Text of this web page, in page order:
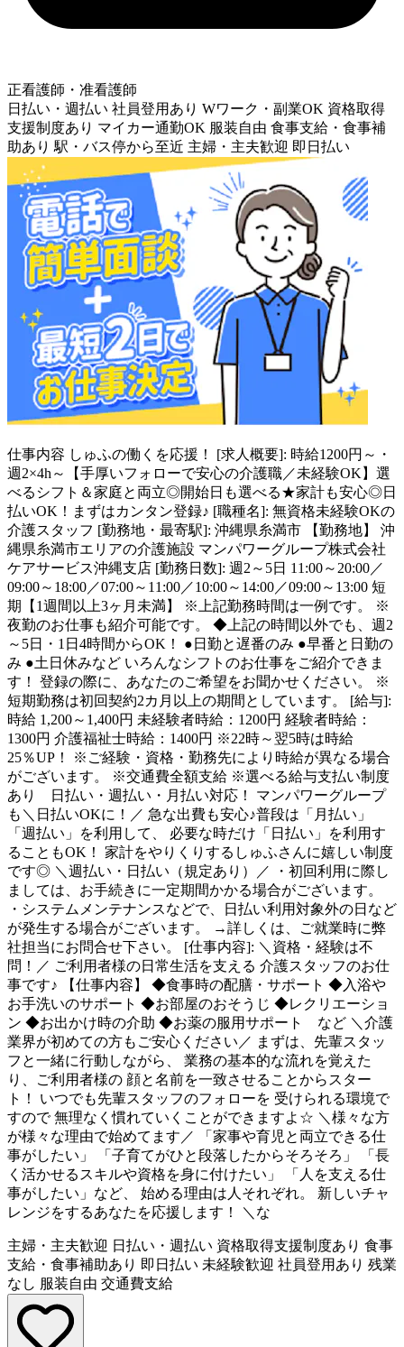
正看護師・准看護師
日払い・週払い 社員登用あり Wワーク・副業OK 資格取得
支援制度あり マイカー通勤OK 服装自由 食事支給・食事補
助あり 駅・バス停から至近 主婦・主夫歓迎 即日払い
仕事内容 しゅふの働くを応援！ [求人概要]: 時給1200円～・
週2×4h～【手厚いフォローで安心の介護職／未経験OK】選
べるシフト＆家庭と両立◎開始日も選べる★家計も安心◎日
払いOK！まずはカンタン登録♪ [職種名]: 無資格未経験OKの
介護スタッフ [勤務地・最寄駅]: 沖縄県糸満市 【勤務地】 沖
縄県糸満市エリアの介護施設 マンパワーグループ株式会社
ケアサービス沖縄支店 [勤務日数]: 週2～5日 11:00～20:00／
09:00～18:00／07:00～11:00／10:00～14:00／09:00～13:00 短
期【1週間以上3ヶ月未満】 ※上記勤務時間は一例です。 ※
夜勤のお仕事も紹介可能です。 ◆上記の時間以外でも、週2
～5日・1日4時間からOK！ ●日勤と遅番のみ ●早番と日勤の
み ●土日休みなど いろんなシフトのお仕事をご紹介できま
す！ 登録の際に、あなたのご希望をお聞かせください。 ※
短期勤務は初回契約2カ月以上の期間としています。 [給与]:
時給 1,200～1,400円 未経験者時給：1200円 経験者時給：
1300円 介護福祉士時給：1400円 ※22時～翌5時は時給
25％UP！ ※ご経験・資格・勤務先により時給が異なる場合
がございます。 ※交通費全額支給 ※選べる給与支払い制度
あり 日払い・週払い・月払い対応！ マンパワーグループ
も＼日払いOKに！／ 急な出費も安心♪普段は「月払い」
「週払い」を利用して、 必要な時だけ「日払い」を利用す
ることもOK！ 家計をやりくりするしゅふさんに嬉しい制度
です◎ ＼週払い・日払い（規定あり）／ ・初回利用に際し
ましては、お手続きに一定期間かかる場合がございます。
・システムメンテナンスなどで、日払い利用対象外の日など
が発生する場合がございます。 →詳しくは、ご就業時に弊
社担当にお問合せ下さい。 [仕事内容]: ＼資格・経験は不
問！／ ご利用者様の日常生活を支える 介護スタッフのお仕
事です♪ 【仕事内容】 ◆食事時の配膳・サポート ◆入浴や
お手洗いのサポート ◆お部屋のおそうじ ◆レクリエーショ
ン ◆お出かけ時の介助 ◆お薬の服用サポート など ＼介護
業界が初めての方もご安心ください／ まずは、先輩スタッ
フと一緒に行動しながら、 業務の基本的な流れを覚えた
り、ご利用者様の 顔と名前を一致させることからスター
ト！ いつでも先輩スタッフのフォローを 受けられる環境で
すので 無理なく慣れていくことができますよ☆ ＼様々な方
が様々な理由で始めてます／ 「家事や育児と両立できる仕
事がしたい」 「子育てがひと段落したからそろそろ」 「長
く活かせるスキルや資格を身に付けたい」 「人を支える仕
事がしたい」など、 始める理由は人それぞれ。 新しいチャ
レンジをするあなたを応援します！ ＼な
主婦・主夫歓迎 日払い・週払い 資格取得支援制度あり 食事
支給・食事補助あり 即日払い 未経験歓迎 社員登用あり 残業
なし 服装自由 交通費支給